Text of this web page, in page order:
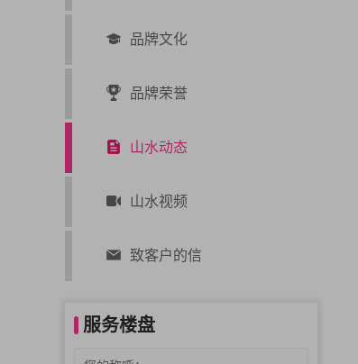
品牌文化
品牌荣誉
山水动态
山水视频
致客户的信
服务楼盘